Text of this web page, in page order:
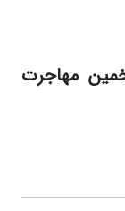
مهاجرت